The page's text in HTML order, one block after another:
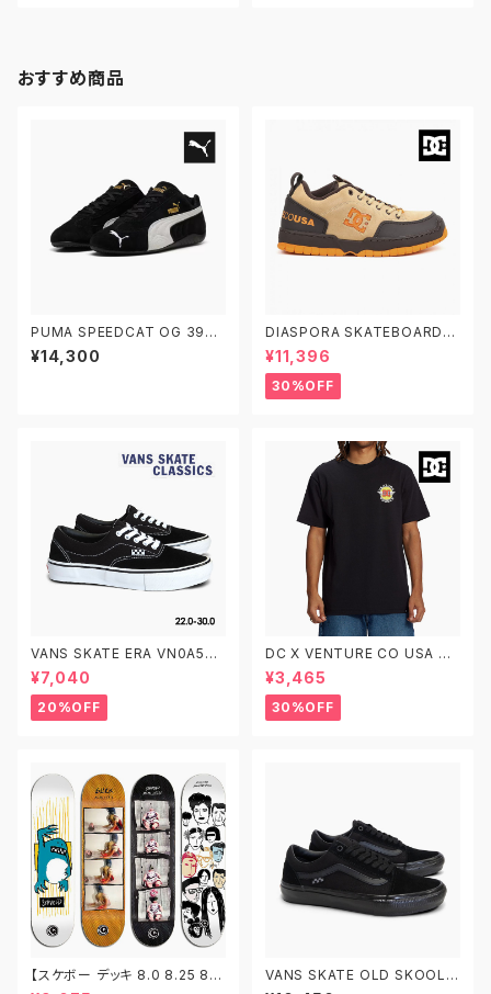
おすすめ商品
PUMA SPEEDCAT OG 3988
46-01 プーマ スピードキャット
OG 黒
¥14,300
DIASPORA SKATEBOARDS
X DC SHOES CLOCKER 2 D
SP ディーシーシューズ ディアス
ポラ スケートボード クロッカー
2 スケシュー
¥11,396
30%OFF
VANS SKATE ERA VN0A5FC
9Y28 22.0-30.0 ヴァンズ ス
ケートエラ
¥7,040
20%OFF
DC X VENTURE CO USA HS
S DST224096 KVJ0 ディー
シーシューズ ベンチャー メンズ
半袖 Tシャツ
¥3,465
30%OFF
【スケボー デッキ 8.0 8.25 8.5
VANS SKATE OLD SKOOL V